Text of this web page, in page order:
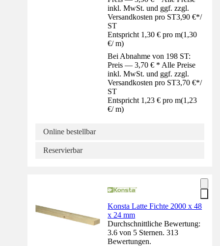
inkl. MwSt. und ggf. zzgl.
Versandkosten pro ST3,90 €*/
ST
Entspricht 1,30 € pro m(1,30
€/ m)
Bei Abnahme von 198 ST:
Preis — 3,70 € * Alle Preise
inkl. MwSt. und ggf. zzgl.
Versandkosten pro ST3,70 €*/
ST
Entspricht 1,23 € pro m(1,23
€/ m)
Online bestellbar
Reservierbar
Konsta Latte Fichte 2000 x 48
x 24 mm
Durchschnittliche Bewertung:
3.6 von 5 Sternen. 313
Bewertungen.